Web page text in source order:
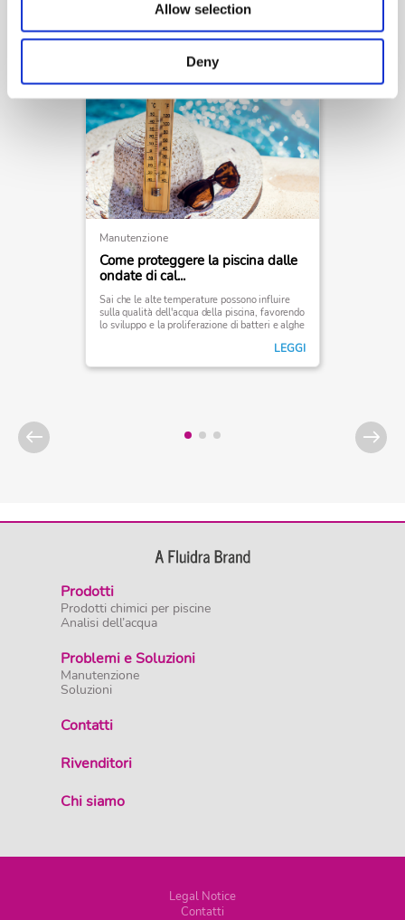
Allow selection
Deny
Suggerimentie Risorse correlate
Manutenzione
Come proteggere la piscina dalle
ondate di cal...
Sai che le alte temperature possono influire
sulla qualità dell'acqua della piscina, favorendo
lo sviluppo e la proliferazione di batteri e alghe
LEGGI
Prodotti
Prodotti chimici per piscine
Analisi dell’acqua
Problemi e Soluzioni
Manutenzione
Soluzioni
Contatti
Rivenditori
Chi siamo
Legal Notice
Contatti